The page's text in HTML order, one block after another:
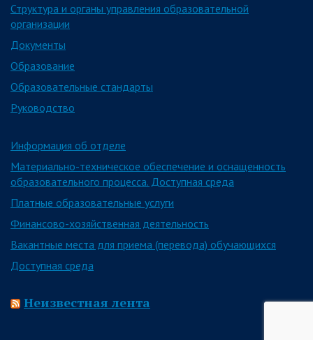
Структура и органы управления образовательной
организации
Документы
Образование
Образовательные стандарты
Руководство
Информация об отделе
Материально-техническое обеспечение и оснащенность
образовательного процесса. Доступная среда
Платные образовательные услуги
Финансово-хозяйственная деятельность
Вакантные места для приема (перевода) обучающихся
Доступная среда
Неизвестная лента